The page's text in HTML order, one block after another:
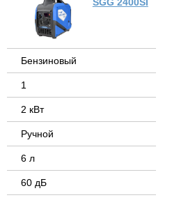
Бензиновый
1
2 кВт
Ручной
6 л
60 дБ